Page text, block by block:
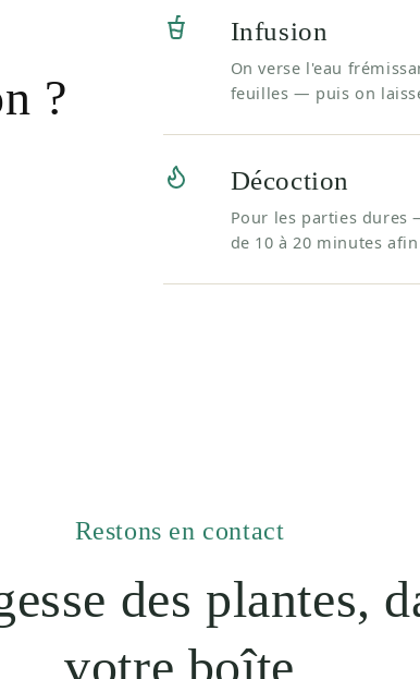
?
Infusion
On verse l'eau
feuilles — puis on
Décoction
Pour les parties
de 10 à 20 minutes
Restons en contact
des plantes,
votre boîte